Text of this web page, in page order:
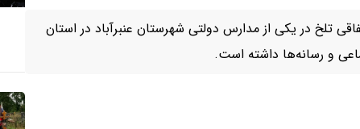
تلخ در یکی از مدارس دولتی شهرستان عنبرآباد در استان
و رسانه‌ها داشته است.